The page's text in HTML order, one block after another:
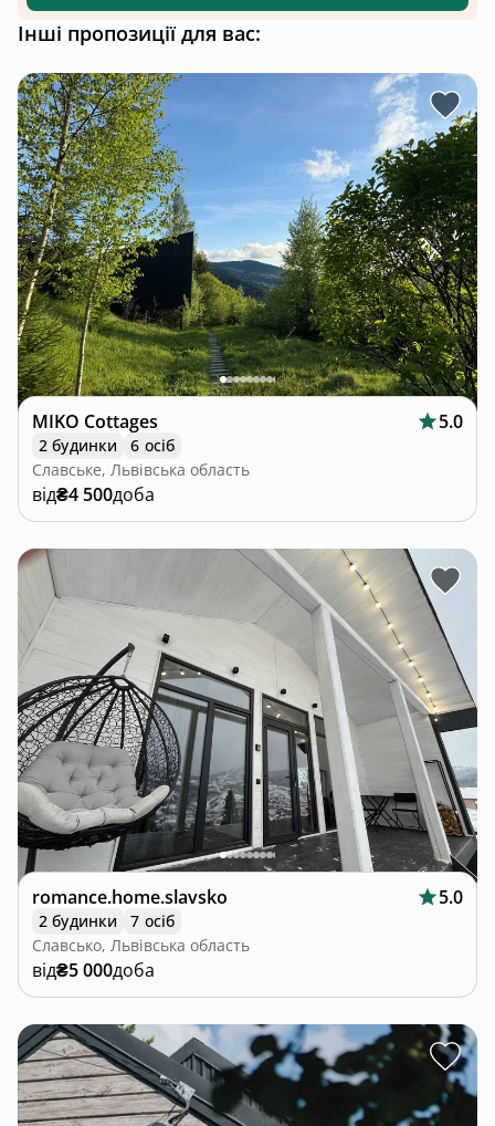
Інші пропозиції для вас:
MIKO Cottages 5.0
2 будинки
6 осіб
Славське, Львівська область
від₴4 500доба
romance.home.slavsko 5.0
2 будинки
7 осіб
Славсько, Львівська область
від₴5 000доба